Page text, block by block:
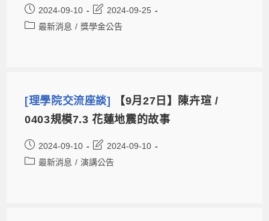
2024-09-10
2024-09-25
最新消息 / 獎學金公告
[理學院交流座談]
【9月27日】陳卉瑄 /
0403規模7.3 花蓮地震的故事
2024-09-10
2024-09-10
最新消息 / 演講公告